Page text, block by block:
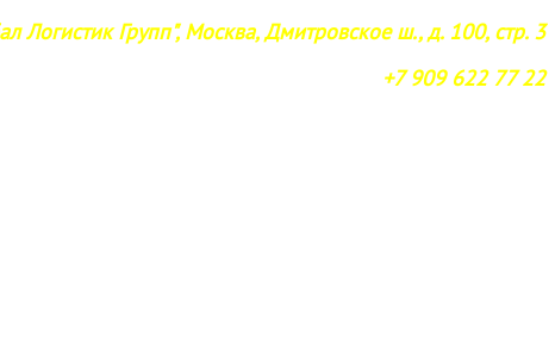
Логистик Групп", Москва, Дмитровское ш., д. 100, стр. 3
+7 909 622 77 22